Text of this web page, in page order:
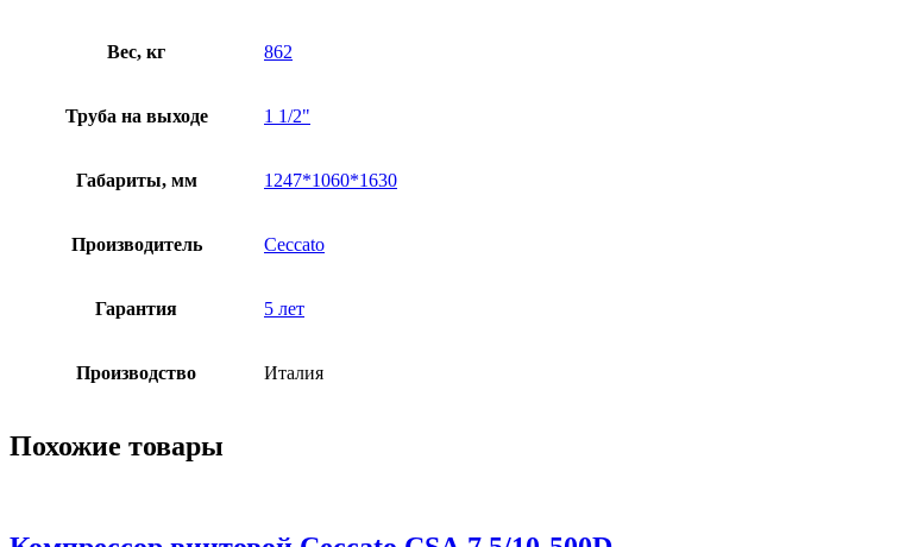
Вес, кг 862
Труба на выходе 1 1/2"
Габариты, мм 1247*1060*1630
Производитель Ceccato
Гарантия 5 лет
Производство Италия
Похожие товары